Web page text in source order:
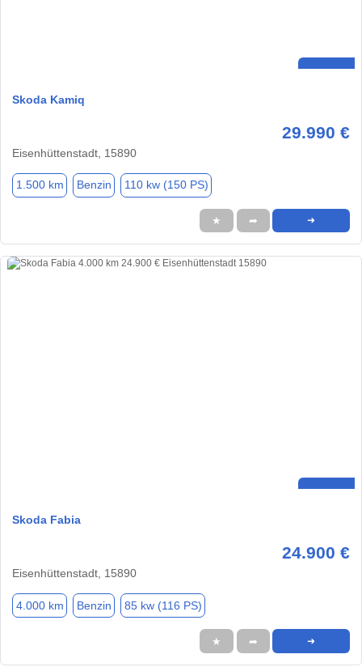
Skoda Kamiq
29.990 €
Eisenhüttenstadt, 15890
1.500 km Benzin 110 kw (150 PS)
★ ➦ ➜
Skoda Fabia
24.900 €
Eisenhüttenstadt, 15890
4.000 km Benzin 85 kw (116 PS)
★ ➦ ➜